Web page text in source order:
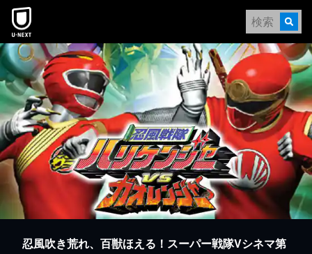
本文へスキップ
忍風吹き荒れ、百獣ほえる！スーパー戦隊Vシネマ第